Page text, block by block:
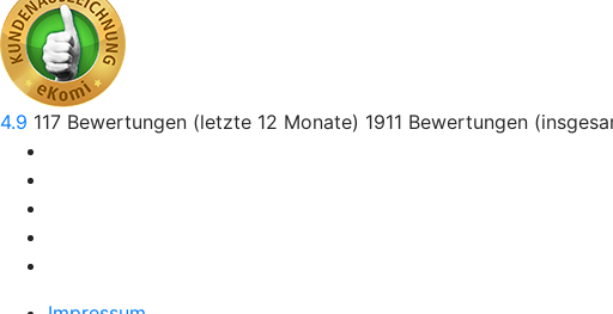
4.9 117 Bewertungen (letzte 12 Monate) 1911 Bewertungen